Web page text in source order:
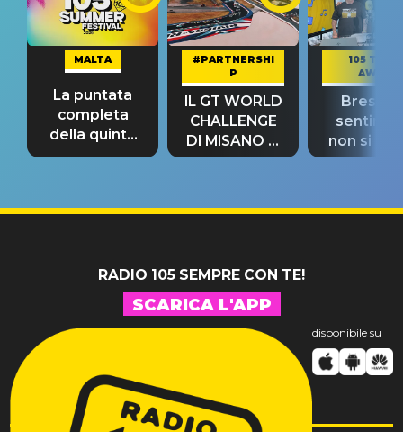
MALTA
La puntata
completa
della quinta
tappa
#PARTNERSHI
P
IL GT WORLD
CHALLENGE
DI MISANO si
riconferma
105 TAKE
AWAY
Bresh:
non si
fino alla
RADIO 105 SEMPRE CON TE!
SCARICA L'APP
disponibile su